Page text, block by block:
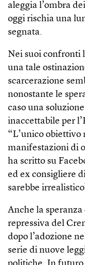
aleggia l’ombra
oggi rischia una
segnata.
Nei suoi confronti
una tale
scarcerazione
nonostante le
caso una
inaccettabile per
“L’unico obiettivo
manifestazioni di
ha scritto su
ed ex consigliere
sarebbe
Anche la
repressiva del
dopo l’adozione
serie di nuove